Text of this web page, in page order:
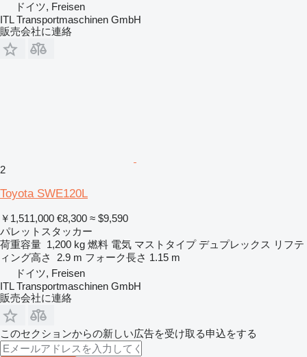
ドイツ, Freisen
ITL Transportmaschinen GmbH
販売会社に連絡
2
Toyota SWE120L
￥1,511,000 €8,300 ≈ $9,590
パレットスタッカー
荷重容量 1,200 kg 燃料 電気 マストタイプ デュプレックス リフテ
ィング高さ
2.9 m フォーク長さ 1.15 m
ドイツ, Freisen
ITL Transportmaschinen GmbH
販売会社に連絡
このセクションからの新しい広告を受け取る申込をする